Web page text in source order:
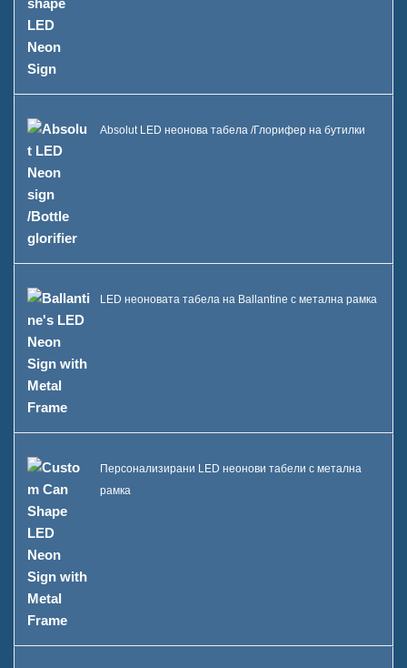
Absolut LED неонова табела /Глорифер на бутилки
LED неоновата табела на Ballantine с метална рамка
Персонализирани LED неонови табели с метална
рамка